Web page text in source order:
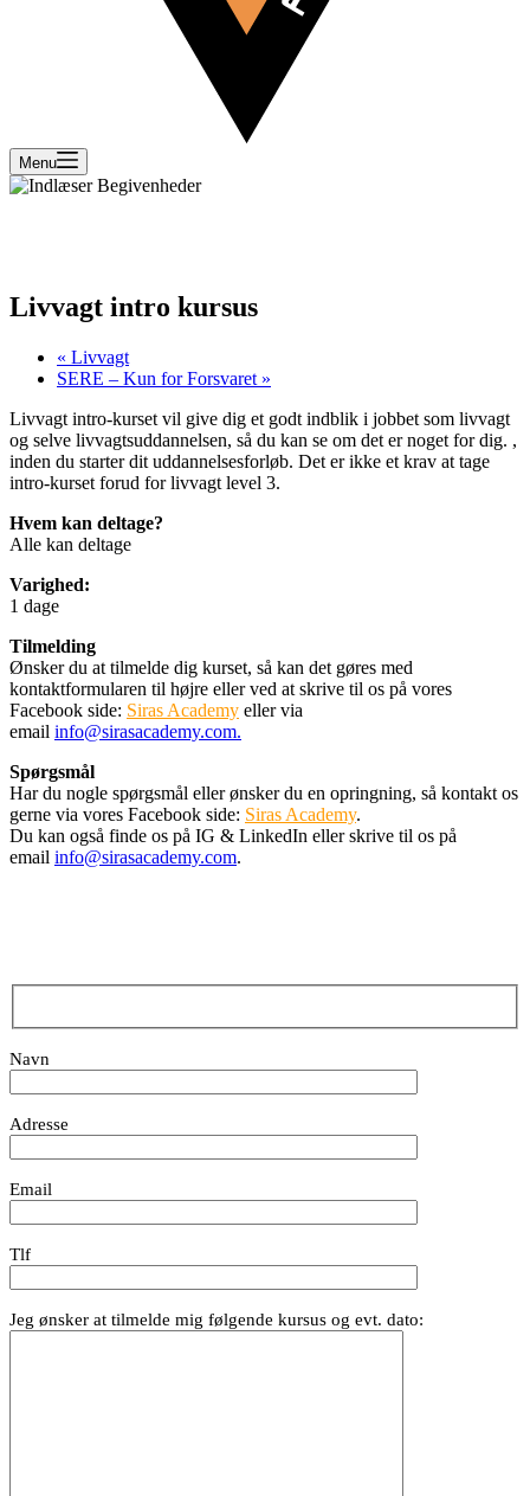
Menu
Livvagt intro kursus
« Livvagt
SERE – Kun for Forsvaret »
Livvagt intro-kurset vil give dig et godt indblik i jobbet som livvagt
og selve livvagtsuddannelsen, så du kan se om det er noget for dig. ,
inden du starter dit uddannelsesforløb. Det er ikke et krav at tage
intro-kurset forud for livvagt level 3.
Hvem kan deltage?
Alle kan deltage
Varighed:
1 dage
Tilmelding
Ønsker du at tilmelde dig kurset, så kan det gøres med
kontaktformularen til højre eller ved at skrive til os på vores
Facebook side: Siras Academy eller via
email info@sirasacademy.com.
Spørgsmål
Har du nogle spørgsmål eller ønsker du en opringning, så kontakt os
gerne via vores Facebook side: Siras Academy.
Du kan også finde os på IG & LinkedIn eller skrive til os på
email info@sirasacademy.com.
Navn
Adresse
Email
Tlf
Jeg ønsker at tilmelde mig følgende kursus og evt. dato: